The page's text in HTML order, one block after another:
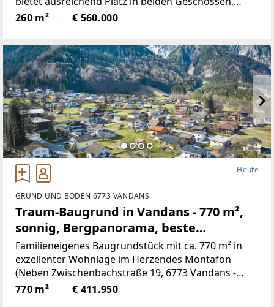
neben 5Schlafräumen, gibt es ein Wohnzimmer mit
neu renovierten Kachelofen,
260 m² € 560.000
Heute
GRUND UND BODEN 6773 VANDANS
Traum-Baugrund in Vandans - 770 m²,
sonnig, Bergpanorama, beste
Infrastruktur! (Provisionsfrei)
Familieneigenes Baugrundstück mit ca. 770 m² in
exzellenter Wohnlage im Herzendes Montafon
(Neben Zwischenbachstraße 19, 6773 Vandans -
Grundstücksnummer129/2)Das Grundstück liegt in
Zone 5 - Wohngebiet und bietet
770 m² € 411.950